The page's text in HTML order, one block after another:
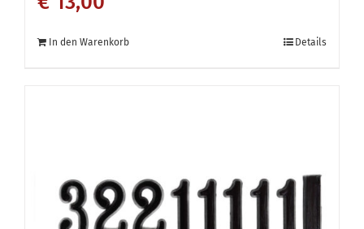
In den Warenkorb Details